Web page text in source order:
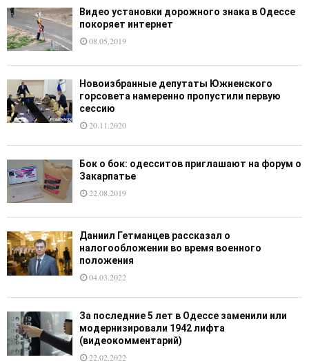
Видео установки дорожного знака в Одессе
покоряет интернет
08.05.2019
Новоизбранные депутаты Южненского
горсовета намеренно пропустили первую
сессию
20.11.2020
Бок о бок: одесситов приглашают на форум о
Закарпатье
22.08.2019
Даниил Гетманцев рассказал о
налогообложении во время военного
положения
04.03.2022
За последние 5 лет в Одессе заменили или
модернизировали 1942 лифта
(видеокомментарий)
22.02.2022